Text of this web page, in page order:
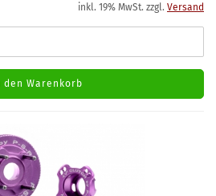
inkl. 19% MwSt. zzgl. Versand
den Warenkorb